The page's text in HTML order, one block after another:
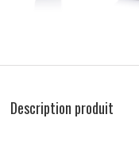
Description produit